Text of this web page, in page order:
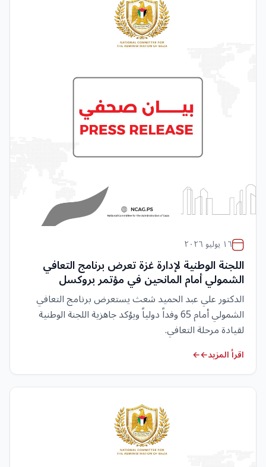
١٦ يوليو ٢٠٢٦
اللجنة الوطنية لإدارة غزة تعرض برنامج التعافي
الشمولي أمام المانحين في مؤتمر بروكسل
الدكتور علي عبد الحميد شعث يستعرض برنامج التعافي
الشمولي أمام 65 وفداً دولياً ويؤكد جاهزية اللجنة الوطنية
لقيادة مرحلة التعافي.
اقرأ المزيد